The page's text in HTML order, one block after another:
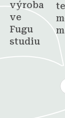
výroba
ve
Fugu
studiu